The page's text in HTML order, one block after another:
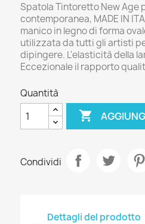
Spatola Tintoretto New Age
contemporanea, MADE IN
manico in legno di forma
utilizzata da tutti gli artisti
dipingere. L'elasticità della
Eccezionale il rapporto
Quantità

Condividi
Dettagli del prodotto